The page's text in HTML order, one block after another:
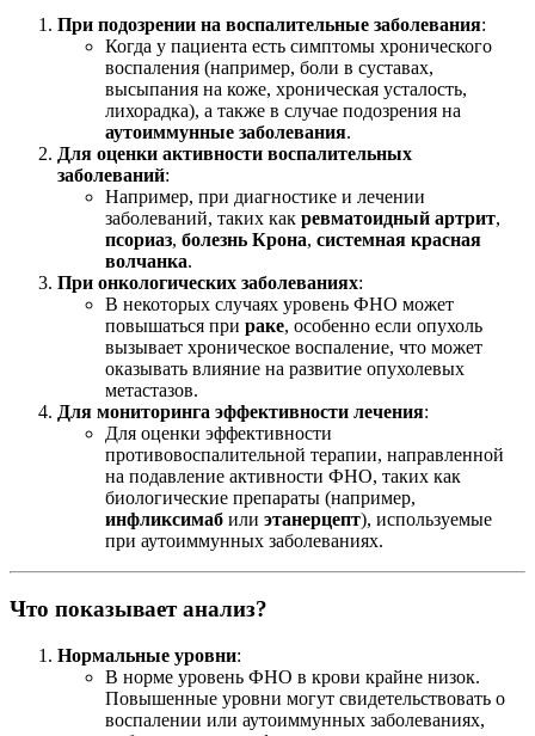
При подозрении на воспалительные заболевания:
Когда у пациента есть симптомы хронического
воспаления (например, боли в суставах,
высыпания на коже, хроническая усталость,
лихорадка), а также в случае подозрения на
аутоиммунные заболевания.
Для оценки активности воспалительных
заболеваний:
Например, при диагностике и лечении
заболеваний, таких как ревматоидный артрит,
псориаз, болезнь Крона, системная красная
волчанка.
При онкологических заболеваниях:
В некоторых случаях уровень ФНО может
повышаться при раке, особенно если опухоль
вызывает хроническое воспаление, что может
оказывать влияние на развитие опухолевых
метастазов.
Для мониторинга эффективности лечения:
Для оценки эффективности
противовоспалительной терапии, направленной
на подавление активности ФНО, таких как
биологические препараты (например,
инфликсимаб или этанерцепт), используемые
при аутоиммунных заболеваниях.
Что показывает анализ?
Нормальные уровни:
В норме уровень ФНО в крови крайне низок.
Повышенные уровни могут свидетельствовать о
воспалении или аутоиммунных заболеваниях,